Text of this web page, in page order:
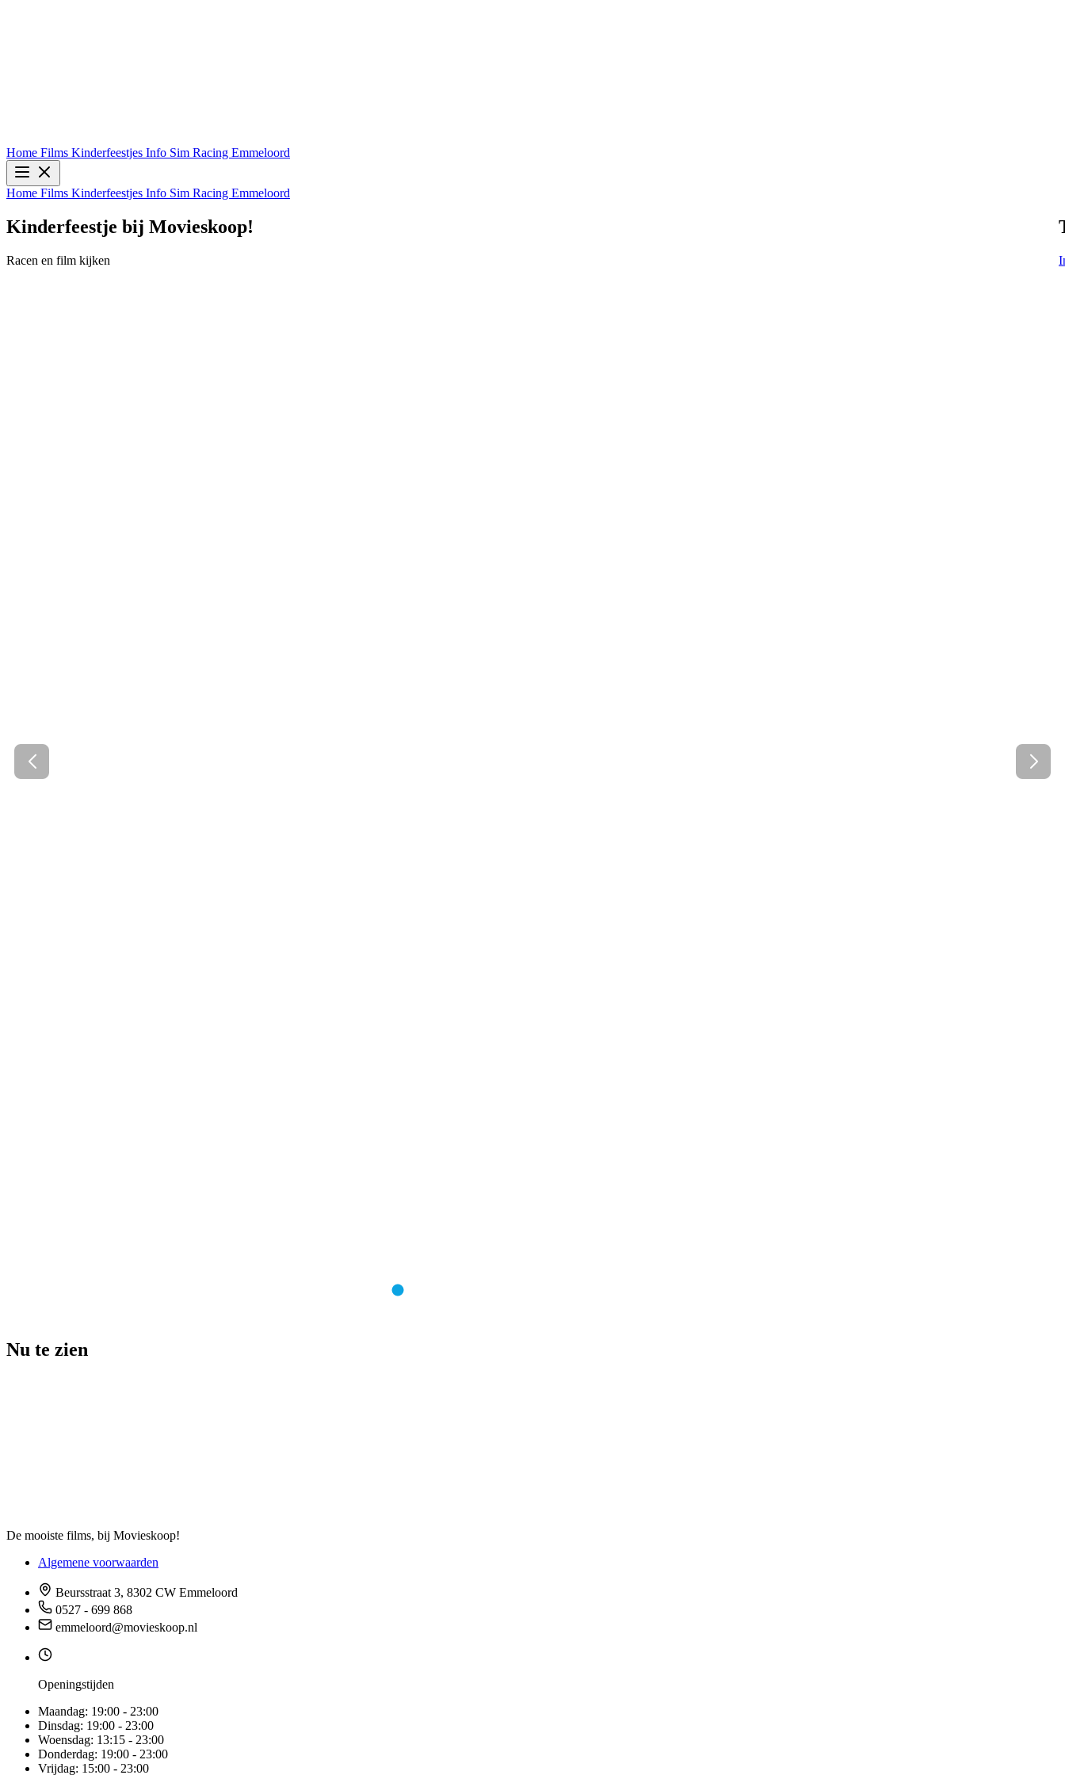
Home Films Kinderfeestjes Info Sim Racing Emmeloord
Home Films Kinderfeestjes Info Sim Racing Emmeloord
Toy Story 5 (2D NL)
Info & Tickets
Nu te zien
De mooiste films, bij Movieskoop!
Algemene voorwaarden
Beursstraat 3, 8302 CW Emmeloord
0527 - 699 868
emmeloord@movieskoop.nl
Openingstijden
Maandag: 19:00 - 23:00
Dinsdag: 19:00 - 23:00
Woensdag: 13:15 - 23:00
Donderdag: 19:00 - 23:00
Vrijdag: 15:00 - 23:00